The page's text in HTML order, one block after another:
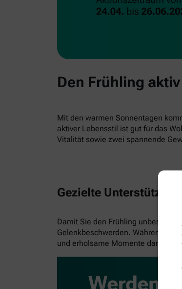
Den Frühling
Mit den warmen Sonnentagen
aktiver Lebensstil ist gut für das
Vitalität sowie zwei spannende
Gezielte
Damit Sie den Frühling
Gelenkbeschwerden. Während die
und erholsame Momente danach.